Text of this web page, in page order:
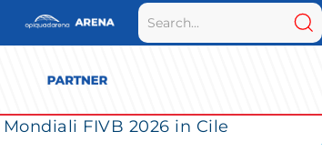
FIVB 2026 in Cile